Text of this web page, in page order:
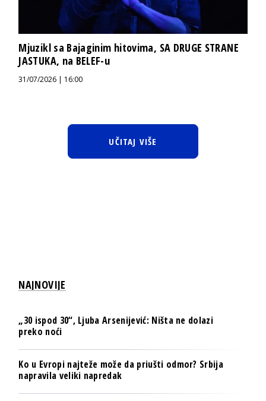
Mjuzikl sa Bajaginim hitovima, SA DRUGE STRANE
JASTUKA, na BELEF-u
31/07/2026 | 16:00
UČITAJ VIŠE
NAJNOVIJE
„30 ispod 30“, Ljuba Arsenijević: Ništa ne dolazi
preko noći
Ko u Evropi najteže može da priušti odmor? Srbija
napravila veliki napredak